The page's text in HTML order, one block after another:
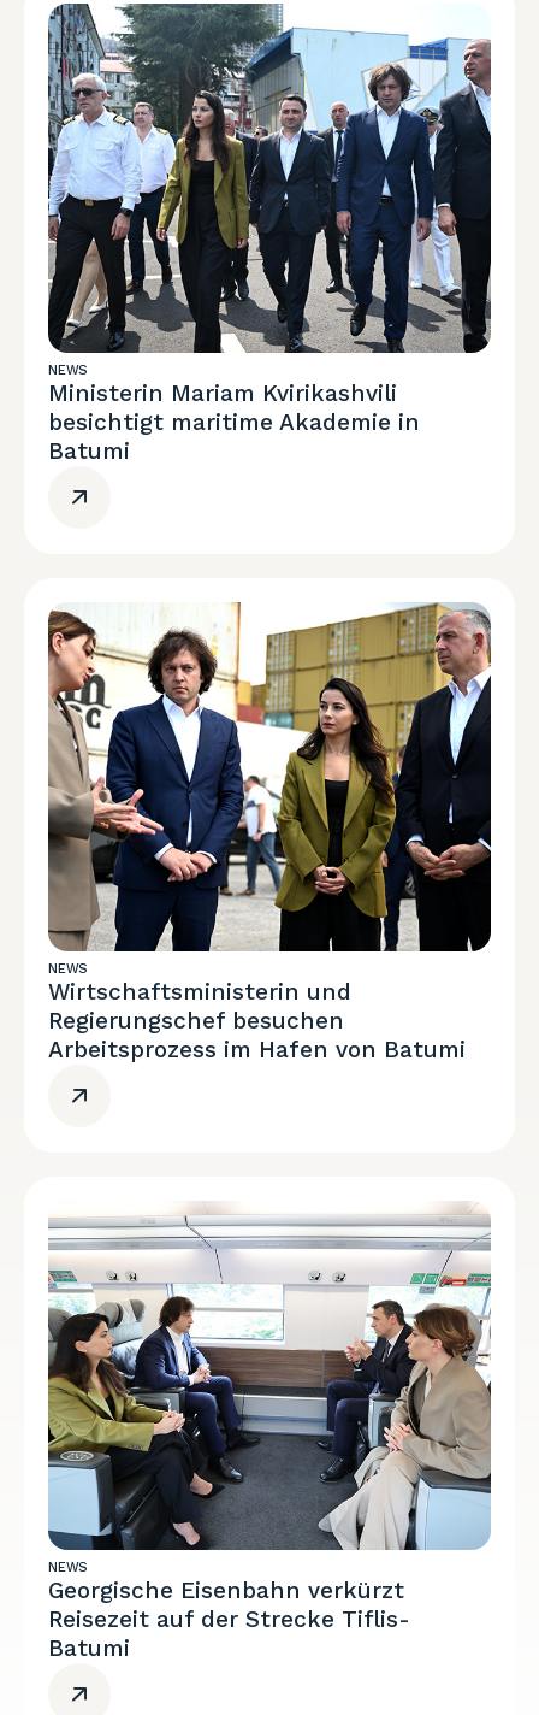
NEWS
Ministerin Mariam Kvirikashvili
besichtigt maritime Akademie in
Batumi
NEWS
Wirtschaftsministerin und
Regierungschef besuchen
Arbeitsprozess im Hafen von Batumi
NEWS
Georgische Eisenbahn verkürzt
Reisezeit auf der Strecke Tiflis-
Batumi